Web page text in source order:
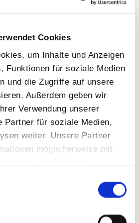
Cookies
um Inhalte und Anzeigen
Funktionen für soziale Medien
und die Zugriffe auf unsere
Außerdem geben wir
Verwendung unserer
Partner für soziale Medien,
weiter. Unsere Partner
möglicherweise mit
die Sie ihnen
gesammelt haben.